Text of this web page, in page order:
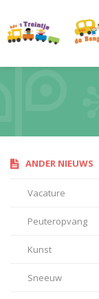
ANDER NIEUWS
Vacature
Peuteropvang
Kunst
Sneeuw